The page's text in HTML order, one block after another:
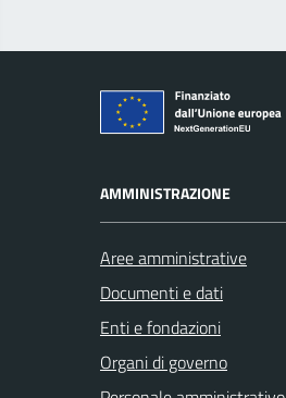
AMMINISTRAZIONE
Aree amministrative
Documenti e dati
Enti e fondazioni
Organi di governo